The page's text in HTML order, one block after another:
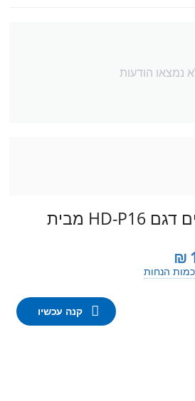
נמצאו הודעות
חיישן איתור חפצים דגם HD-P16 מבית
קנה עכשיו
₪
הנחות